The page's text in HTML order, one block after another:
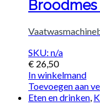
SKU: n/a
€ 26,50
In winkelmand
Toevoegen aan
Eten en drinken,